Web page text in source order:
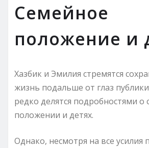
Семейное
положение и
Хазбик и Эмилия стремятся
жизнь подальше от глаз
редко делятся подробностями
положении и детях.
Однако, несмотря на все усилия